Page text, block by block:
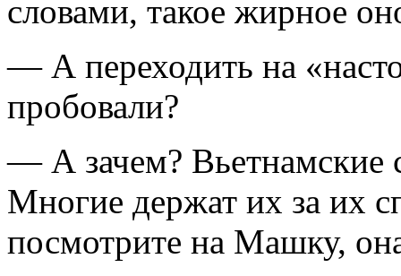
словами, такое жирное
— А переходить на
пробовали?
— А зачем? Вьетнамские
Многие держат их за их
посмотрите на Машку,